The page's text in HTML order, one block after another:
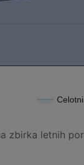
zbirka letnih